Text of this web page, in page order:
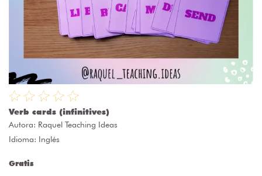
Verb cards (infinitives)
Autora: Raquel Teaching Ideas
Idioma: Inglés
Gratis